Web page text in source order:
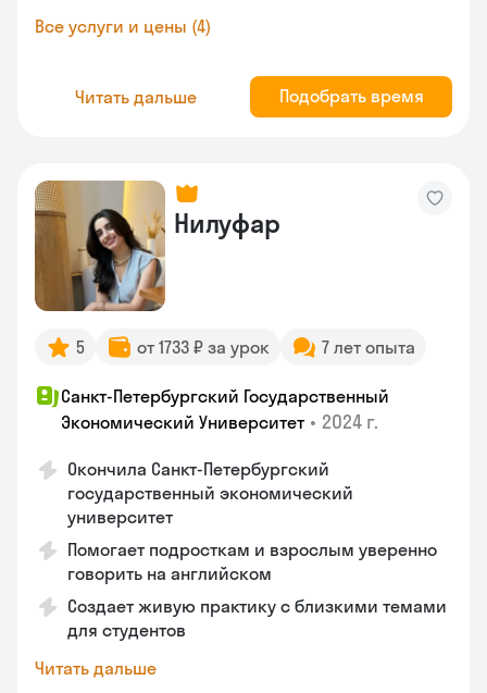
Все услуги и цены (4)
Читать дальше Подобрать время
Нилуфар
5 от 1733 ₽ за урок 7 лет опыта
Санкт-Петербургский Государственный
Экономический Университет • 2024 г.
Окончила Санкт-Петербургский
государственный экономический
университет
Помогает подросткам и взрослым уверенно
говорить на английском
Создает живую практику с близкими темами
для студентов
Читать дальше